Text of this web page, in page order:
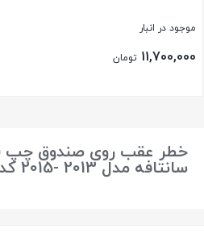
موجود در انبار
11,700,000 تومان
سانتافه مدل 2013 -2015 کد 924052w135